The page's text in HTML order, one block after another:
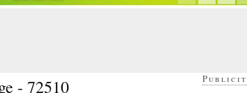
- 72510